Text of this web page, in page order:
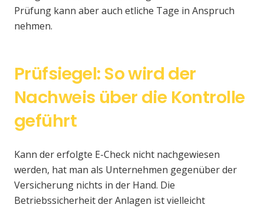
Prüfung kann aber auch etliche Tage in Anspruch
nehmen.
Prüfsiegel: So wird der
Nachweis über die Kontrolle
geführt
Kann der erfolgte E-Check nicht nachgewiesen
werden, hat man als Unternehmen gegenüber der
Versicherung nichts in der Hand. Die
Betriebssicherheit der Anlagen ist vielleicht